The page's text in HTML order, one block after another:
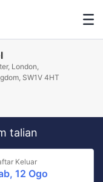
London,
SW1V 4HT
talian
Keluar
12 Ogo